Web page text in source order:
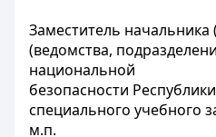
Заместитель начальника
(ведомства,
национальной
безопасности
специального учебного
м.п.